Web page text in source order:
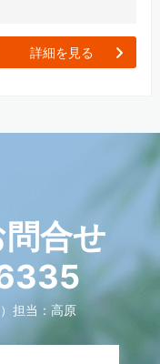
詳細を見る
合せ
担当：高原